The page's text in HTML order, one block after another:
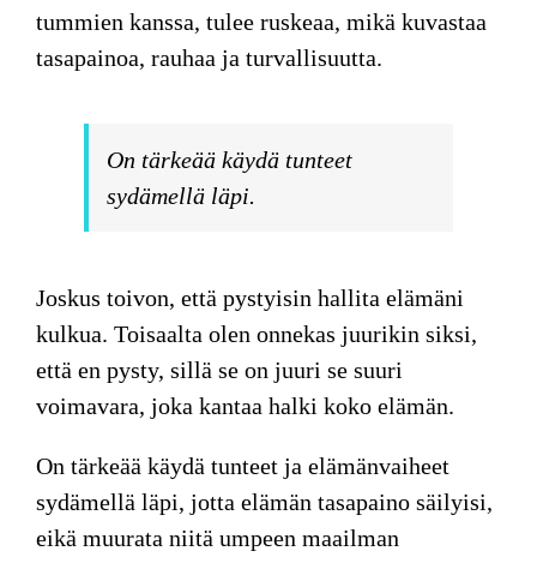
tummien kanssa, tulee ruskeaa, mikä kuvastaa
tasapainoa, rauhaa ja turvallisuutta.
On tärkeää käydä tunteet
sydämellä läpi.
Joskus toivon, että pystyisin hallita elämäni
kulkua. Toisaalta olen onnekas juurikin siksi,
että en pysty, sillä se on juuri se suuri
voimavara, joka kantaa halki koko elämän.
On tärkeää käydä tunteet ja elämänvaiheet
sydämellä läpi, jotta elämän tasapaino säilyisi,
eikä muurata niitä umpeen maailman